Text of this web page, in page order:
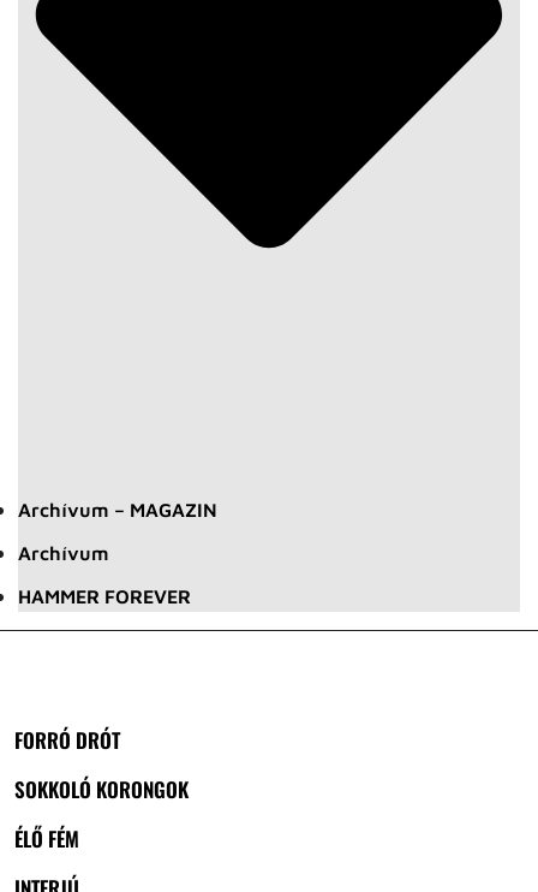
Archívum – MAGAZIN
Archívum
HAMMER FOREVER
FORRÓ DRÓT
SOKKOLÓ KORONGOK
ÉLŐ FÉM